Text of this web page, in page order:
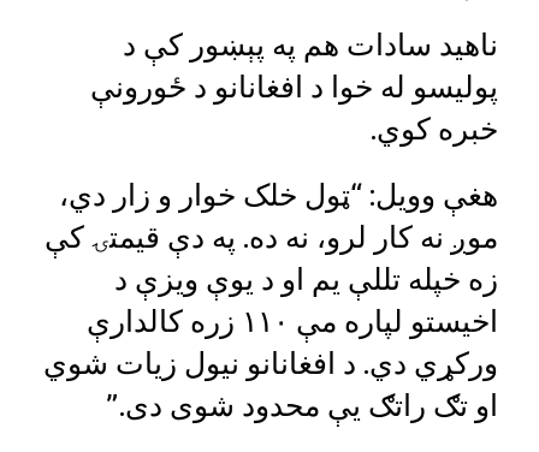
ناهید سادات هم په پېښور کې د
پولیسو له خوا د افغانانو د ځورونې
خبره کوي.
هغې وویل: “ټول خلک خوار و زار دي،
موږ نه کار لرو، نه ده. په دې قیمتۍ کې
زه خپله تللې یم او د یوې ویزې د
اخیستو لپاره مې ۱۱۰ زره کالدارې
ورکړي دي. د افغانانو نیول زیات شوي
او تګ راتګ یې محدود شوی دی.”